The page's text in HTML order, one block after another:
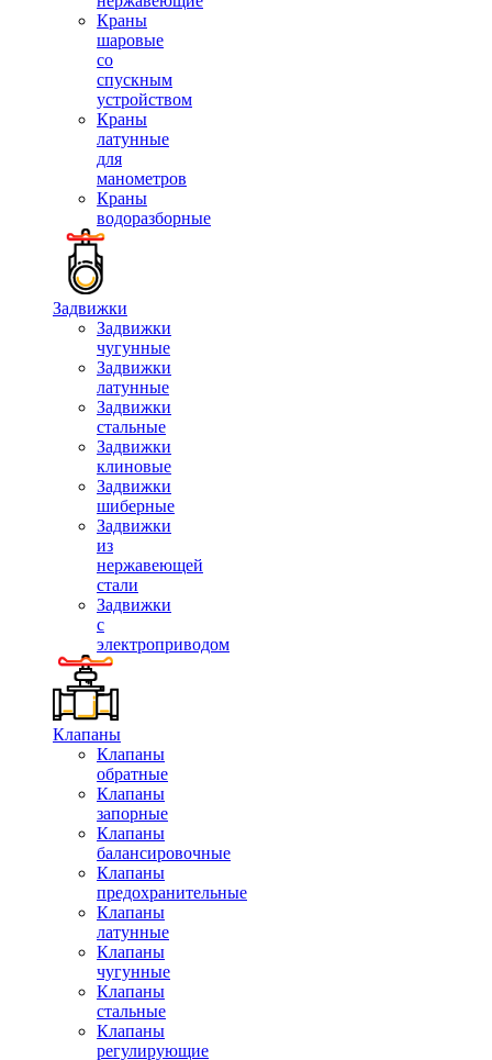
Краны
шаровые
со
спускным
устройством
Краны
латунные
для
манометров
Краны
водоразборные
Задвижки
Задвижки
чугунные
Задвижки
латунные
Задвижки
стальные
Задвижки
клиновые
Задвижки
шиберные
Задвижки
из
нержавеющей
стали
Задвижки
с
электроприводом
Клапаны
Клапаны
обратные
Клапаны
запорные
Клапаны
балансировочные
Клапаны
предохранительные
Клапаны
латунные
Клапаны
чугунные
Клапаны
стальные
Клапаны
регулирующие